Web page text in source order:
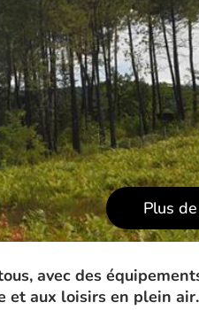
Plus
avec des
et aux loisirs en plein air.